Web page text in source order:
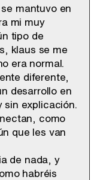
mantuvo en
mi muy
tipo de
klaus se me
era normal.
diferente,
desarrollo en
sin explicación.
como
que les van
de nada, y
habréis